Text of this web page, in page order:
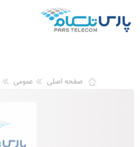
صفحه اصلی عمومی